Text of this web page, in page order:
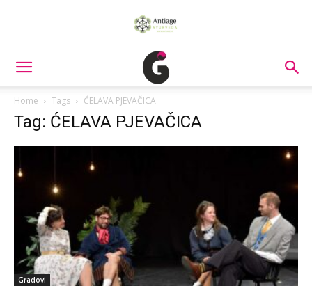
Home Tags ĆELAVA PJEVAČICA
Tag: ĆELAVA PJEVAČICA
Gradovi